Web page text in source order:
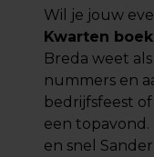
Wil je jouw
Kwarten
Breda weet
nummers en
bedrijfsfeest
een topavond.
en snel